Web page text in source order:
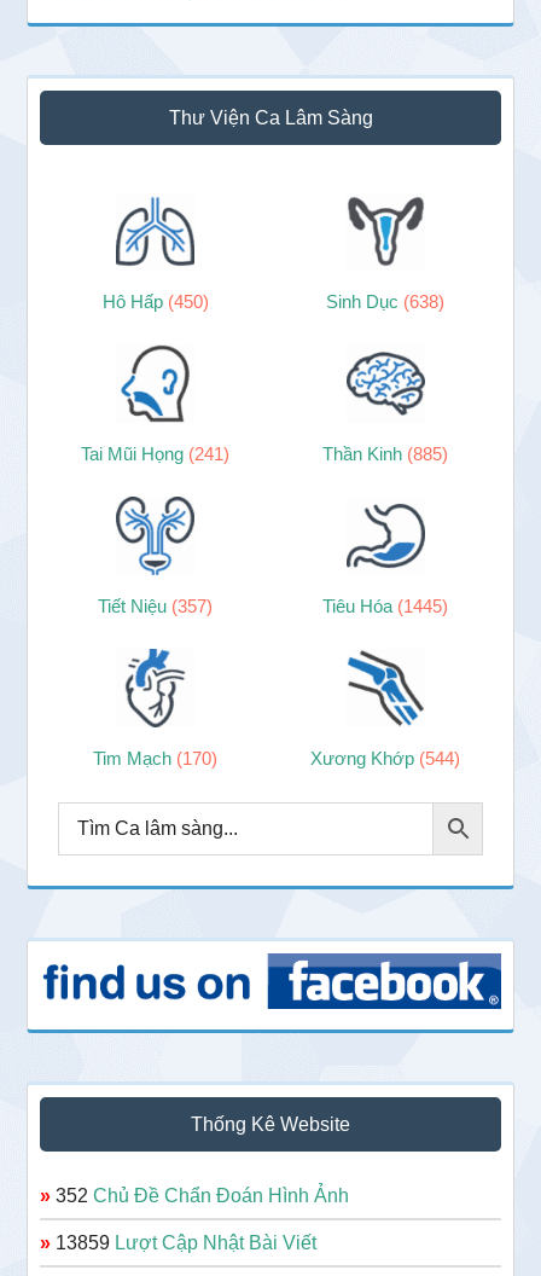
Thư Viện Ca Lâm Sàng
Hô Hấp (450) Sinh Dục (638)
Tai Mũi Họng (241) Thần Kinh (885)
Tiết Niệu (357) Tiêu Hóa (1445)
Tim Mạch (170) Xương Khớp (544)
Thống Kê Website
» 352Chủ Đề Chẩn Đoán Hình Ảnh
» 13859 Lượt Cập Nhật Bài Viết